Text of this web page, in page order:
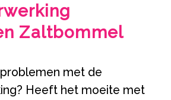
Zaltbommel
met de
Heeft het moeite met